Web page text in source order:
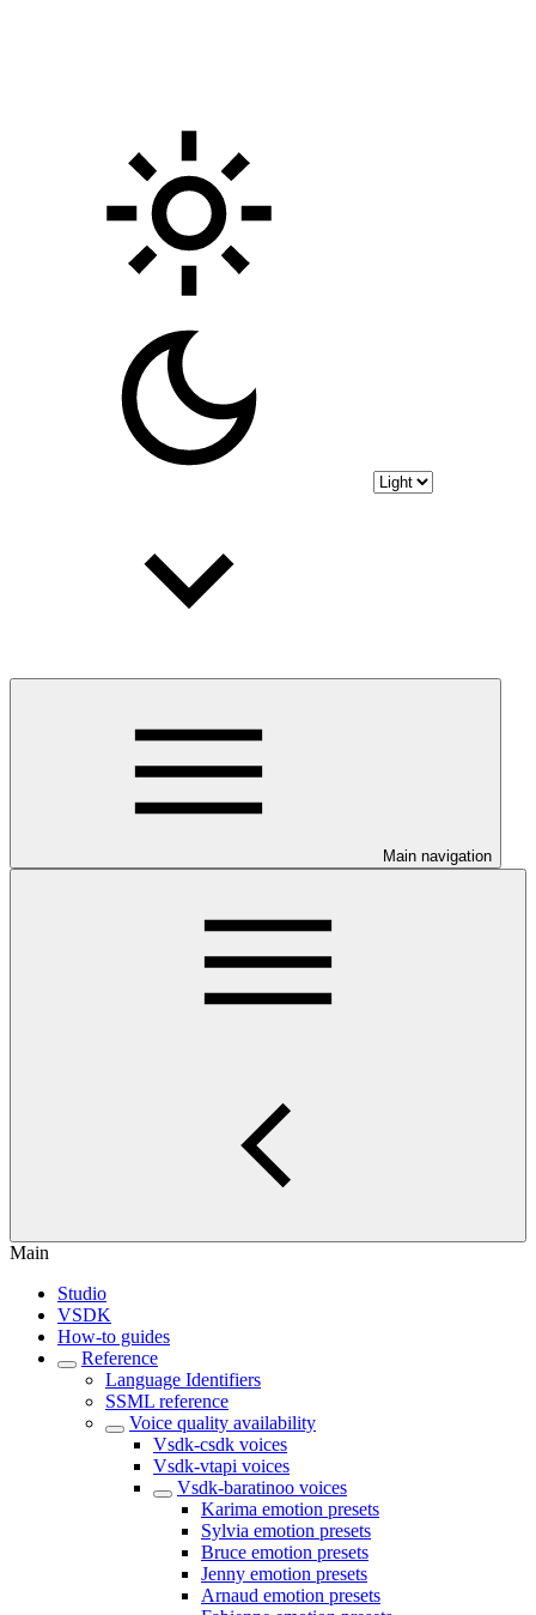
Main navigation
Main
Studio
VSDK
How-to guides
Reference
Language Identifiers
SSML reference
Voice quality availability
Vsdk-csdk voices
Vsdk-vtapi voices
Vsdk-baratinoo voices
Karima emotion presets
Sylvia emotion presets
Bruce emotion presets
Jenny emotion presets
Arnaud emotion presets